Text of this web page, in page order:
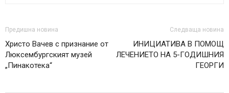
Предишна новина
Христо Вачев с признание от
Люксембургският музей
„Пинакотека“
Следваща новина
ИНИЦИАТИВА В ПОМОЩ
ЛЕЧЕНИЕТО НА 5-ГОДИШНИЯ
ГЕОРГИ